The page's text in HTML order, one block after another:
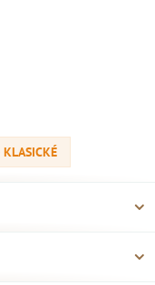
KLASICKÉ